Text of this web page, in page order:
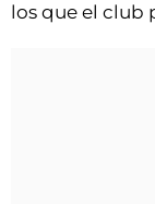
los que el club